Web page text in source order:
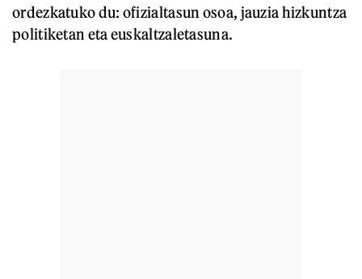
ordezkatuko du: ofizialtasun osoa, jauzia hizkuntza
politiketan eta euskaltzaletasuna.